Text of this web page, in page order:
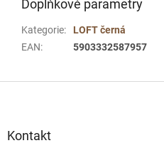
Doplňkové parametry
Kategorie:
LOFT černá
EAN: 5903332587957
Kontakt